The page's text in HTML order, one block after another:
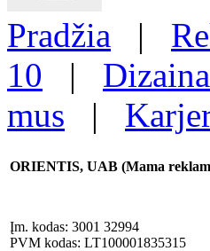
Pradžia |
10 |
mus |
ORIENTIS, UAB (Mama
Įm. kodas: 3001 32994
PVM kodas: LT100001835315